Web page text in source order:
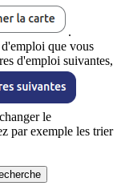
.
que vous
d'emploi suivantes,
le
par exemple les trier